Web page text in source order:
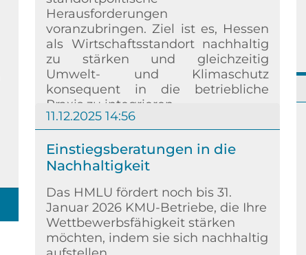
Herausforderungen
voranzubringen. Ziel ist es, Hessen
als Wirtschaftsstandort nachhaltig
zu stärken und gleichzeitig
Umwelt- und Klimaschutz
konsequent in die betriebliche
Praxis zu integrieren.
Weiterlesen
11.12.2025 14:56
Einstiegsberatungen in die
Nachhaltigkeit
Das HMLU fördert noch bis 31.
Januar 2026 KMU-Betriebe, die Ihre
Wettbewerbsfähigkeit stärken
möchten, indem sie sich nachhaltig